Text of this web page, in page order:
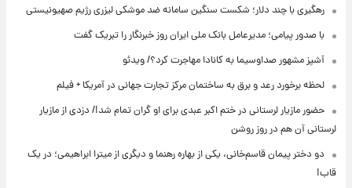
رهگیری با چند دلار؛ شکست سنگین سامانه ضد موشکی لیزری رژیم صهیونیستی
با صدور پیامی؛ مدیرعامل بانک ملی ایران روز خبرنگار را تبریک گفت
آشپز مشهور صداوسیما به کانادا مهاجرت کرد؟/ ویدئو
لحظه برخورد رعد و برق به ساختمان مرکز تجارت جهانی در آمریکا + فیلم
حضور مازیار لرستانی در ختم اکبر عبدی برای او گران تمام شد!/ دزدی از مازیار
لرستانی آن هم در روز روشن
دو دختر پیمان قاسم‌خانی، یکی از بهاره رهنما و دیگری از میترا ابراهیمی؛ در یک
قاب!